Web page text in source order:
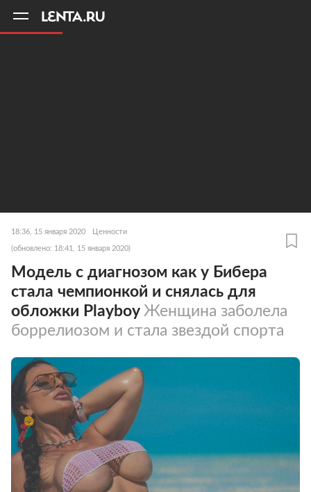
18:36, 15 января 2020 Ценности
(обновлено: 18:41, 15 января 2020)
Модель с диагнозом как у Бибера
стала чемпионкой и снялась для
обложки Playboy Женщина заболела
боррелиозом и стала звездой спорта